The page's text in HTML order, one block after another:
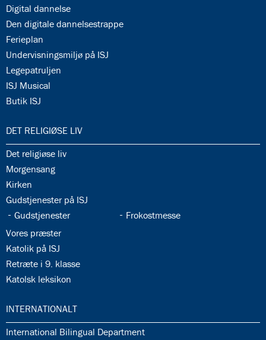
34.11:
Digital dannelse
34.12:
Den digitale dannelsestrappe
34.13:
Ferieplan
34.14:
Undervisningsmiljø på ISJ
34.15:
Legepatruljen
34.16:
ISJ Musical
34.17:
Butik ISJ
35.0:
DET RELIGIØSE LIV
35.1:
Det religiøse liv
35.2:
Morgensang
35.3:
Kirken
35.4:
Gudstjenester på ISJ
35.5:
Gudstjenester 35.6:
Frokostmesse
35.7:
Vores præster
35.8:
Katolik på ISJ
35.9:
Retræte i 9. klasse
35.10:
Katolsk leksikon
36.0:
INTERNATIONALT
36.1:
International Bilingual Department